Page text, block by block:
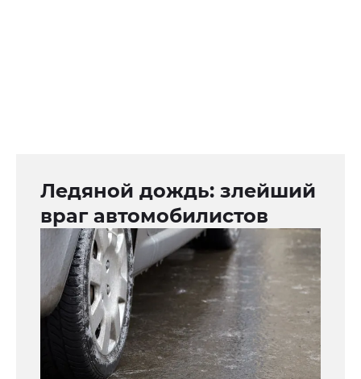
Ледяной дождь: злейший
враг автомобилистов